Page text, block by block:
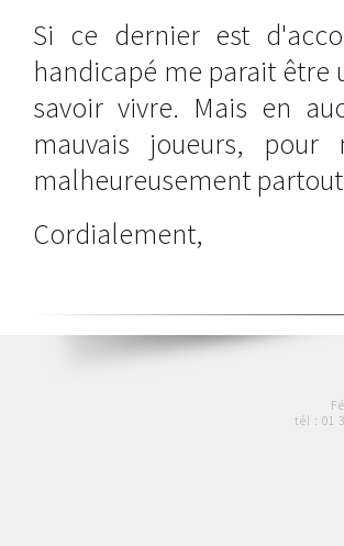
Si ce dernier est
handicapé me parait être
savoir vivre. Mais en
mauvais joueurs,
malheureusement
Cordialement,
tél : 01